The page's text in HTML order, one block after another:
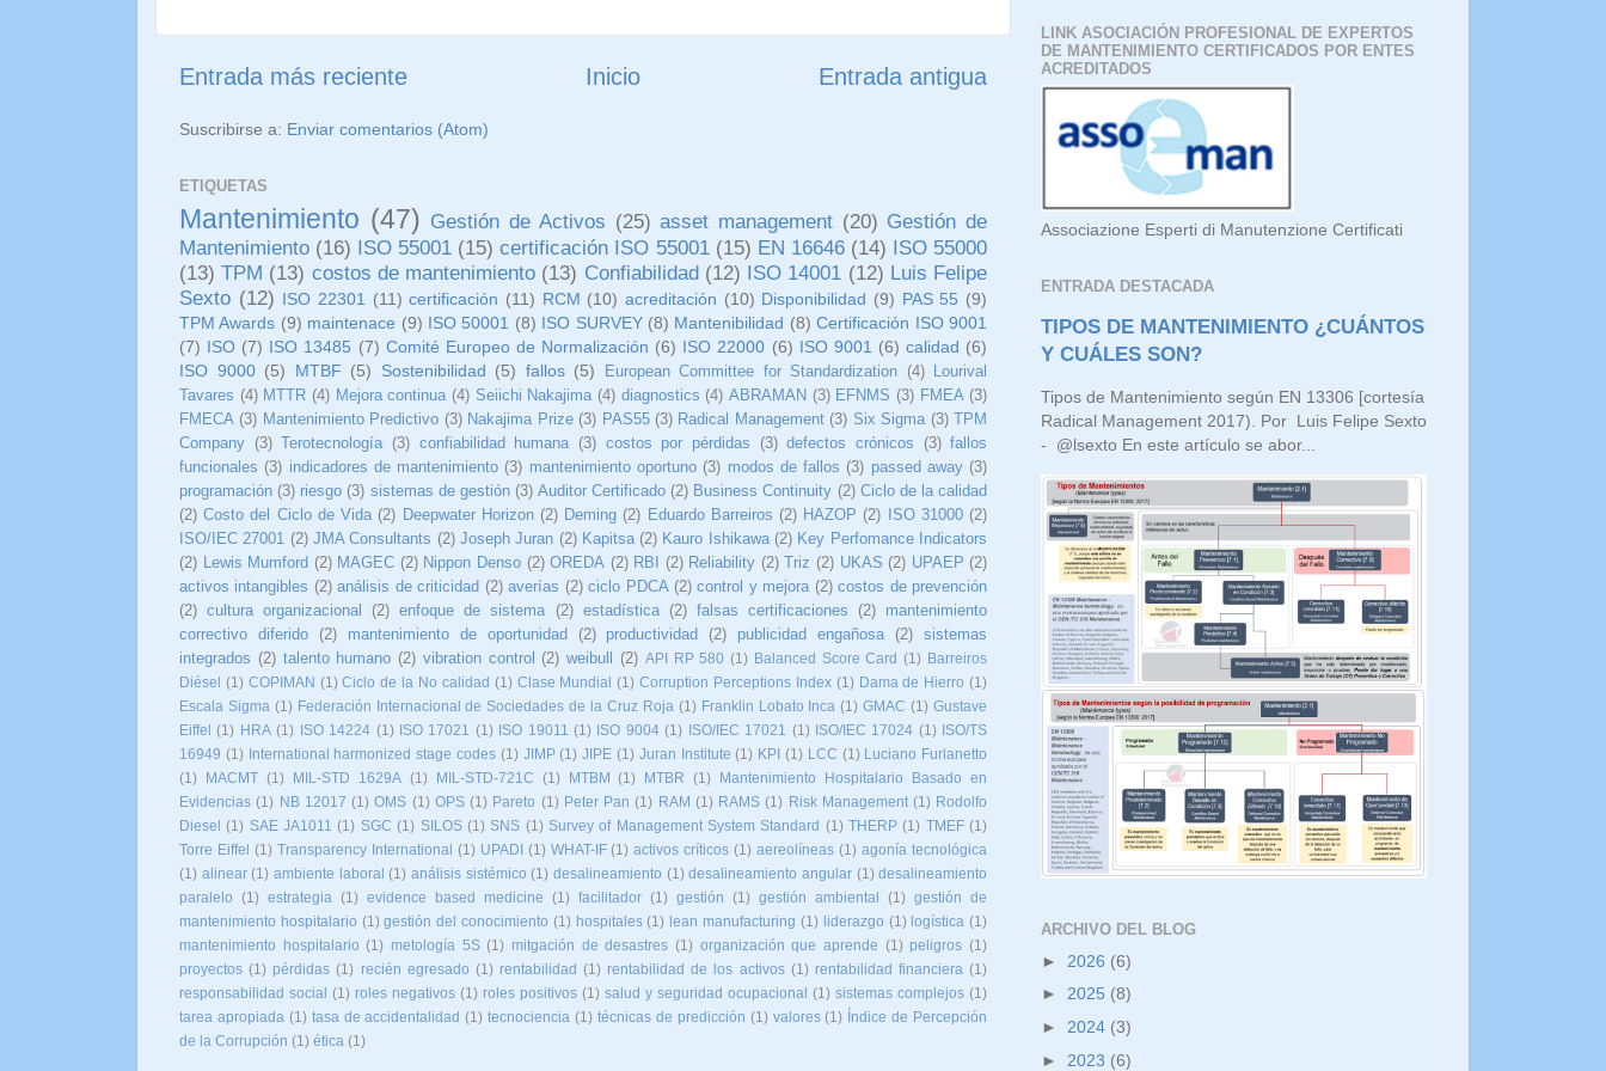
Entrada más reciente Entrada antigua
Inicio
Suscribirse a: Enviar comentarios (Atom)
ETIQUETAS
Mantenimiento (47) Gestión de Activos (25) asset management (20) Gestión de
Mantenimiento (16) ISO 55001 (15) certificación ISO 55001 (15) EN 16646 (14) ISO 55000
(13) TPM (13) costos de mantenimiento (13) Confiabilidad (12) ISO 14001 (12) Luis Felipe
Sexto (12) ISO 22301 (11) certificación (11) RCM (10) acreditación (10) Disponibilidad (9) PAS 55 (9)
TPM Awards (9) maintenace (9) ISO 50001 (8) ISO SURVEY (8) Mantenibilidad (8) Certificación ISO 9001
(7) ISO (7) ISO 13485 (7) Comité Europeo de Normalización (6) ISO 22000 (6) ISO 9001 (6) calidad (6)
ISO 9000 (5) MTBF (5) Sostenibilidad (5) fallos (5) European Committee for Standardization (4) Lourival
Tavares (4) MTTR (4) Mejora continua (4) Seiichi Nakajima (4) diagnostics (4) ABRAMAN (3) EFNMS (3) FMEA (3)
FMECA (3) Mantenimiento Predictivo (3) Nakajima Prize (3) PAS55 (3) Radical Management (3) Six Sigma (3) TPM
Company (3) Terotecnología (3) confiabilidad humana (3) costos por pérdidas (3) defectos crónicos (3) fallos
funcionales (3) indicadores de mantenimiento (3) mantenimiento oportuno (3) modos de fallos (3) passed away (3)
programación (3) riesgo (3) sistemas de gestión (3) Auditor Certificado (2) Business Continuity (2) Ciclo de la calidad
(2) Costo del Ciclo de Vida (2) Deepwater Horizon (2) Deming (2) Eduardo Barreiros (2) HAZOP (2) ISO 31000 (2)
ISO/IEC 27001 (2) JMA Consultants (2) Joseph Juran (2) Kapitsa (2) Kauro Ishikawa (2) Key Perfomance Indicators
(2) Lewis Mumford (2) MAGEC (2) Nippon Denso (2) OREDA (2) RBI (2) Reliability (2) Triz (2) UKAS (2) UPAEP (2)
activos intangibles (2) análisis de criticidad (2) averías (2) ciclo PDCA (2) control y mejora (2) costos de prevención
(2) cultura organizacional (2) enfoque de sistema (2) estadística (2) falsas certificaciones (2)
mantenimiento
correctivo diferido
(2) mantenimiento de oportunidad (2) productividad (2) publicidad engañosa (2)
sistemas
integrados (2) talento humano (2) vibration control (2) weibull (2) API RP 580 (1) Balanced Score Card (1) Barreiros
Diésel
(1) COPIMAN (1) Ciclo de la No calidad (1) Clase Mundial (1) Corruption Perceptions Index (1) Dama de Hierro (1)
Escala Sigma (1) Federación Internacional de Sociedades de la Cruz Roja (1) Franklin Lobato Inca (1) GMAC (1) Gustave
Eiffel
(1) HRA (1) ISO 14224 (1) ISO 17021 (1) ISO 19011 (1) ISO 9004 (1) ISO/IEC 17021 (1) ISO/IEC 17024 (1)
ISO/TS
16949 (1) International harmonized stage codes (1) JIMP (1) JIPE (1) Juran Institute (1) KPI (1) LCC (1)
Luciano Furlanetto
(1)
MACMT (1) MIL-STD 1629A (1) MIL-STD-721C (1) MTBM (1) MTBR (1)
Mantenimiento Hospitalario Basado en
Evidencias (1) NB 12017 (1) OMS (1) OPS (1) Pareto (1) Peter Pan (1) RAM (1) RAMS (1) Risk Management (1) Rodolfo
Diesel
(1) SAE JA1011 (1) SGC (1) SILOS (1) SNS (1) Survey of Management System Standard (1) THERP (1) TMEF (1)
Torre Eiffel
(1) Transparency International (1) UPADI (1) WHAT-IF (1) activos críticos (1) aereolíneas (1) agonía tecnológica
(1) alinear (1) ambiente laboral (1) análisis sistémico (1) desalineamiento (1) desalineamiento angular (1) desalineamiento
paralelo
(1) estrategia (1) evidence based medicine (1) facilitador (1) gestión (1) gestión ambiental (1) gestión de
mantenimiento hospitalario (1) gestión del conocimiento (1) hospitales (1) lean manufacturing (1) liderazgo (1) logística (1)
mantenimiento hospitalario (1) metología 5S (1) mitgación de desastres (1) organización que aprende (1) peligros (1)
proyectos (1) pérdidas (1) recién egresado (1) rentabilidad (1) rentabilidad de los activos (1) rentabilidad financiera (1)
responsabilidad social
(1) roles negativos (1) roles positivos (1) salud y seguridad ocupacional (1) sistemas complejos (1)
tarea apropiada (1) tasa de accidentalidad (1) tecnociencia (1) técnicas de predicción (1) valores (1)
Índice de Percepción
de la Corrupción (1) ética (1)
LINK ASOCIACIÓN PROFESIONAL DE EXPERTOS
DE MANTENIMIENTO CERTIFICADOS POR ENTES
ACREDITADOS
Associazione Esperti di Manutenzione Certificati
ENTRADA DESTACADA
TIPOS DE MANTENIMIENTO ¿CUÁNTOS
Y CUÁLES SON?
Tipos de Mantenimiento según EN 13306 [cortesía
Radical Management 2017). Por Luis Felipe Sexto
- @lsexto En este artículo se abor...
ARCHIVO DEL BLOG
► 2026 (6)
► 2025 (8)
► 2024 (3)
► 2023 (6)